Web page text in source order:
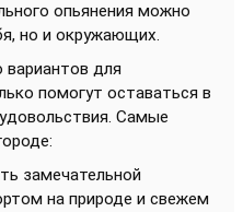
опьянения можно
но и окружающих.
для
помогут оставаться в
Самые
замечательной
на природе и свежем